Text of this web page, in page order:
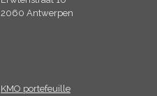
2060 Antwerpen
KMO portefeuille